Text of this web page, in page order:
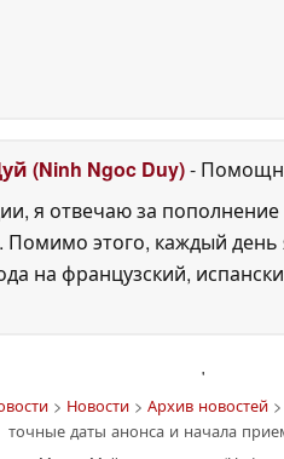
(Ninh Ngoc Duy)-
я отвечаю за
Помимо этого, каждый
на французский,
'
> Новости > Архив новостей >
точные даты анонса и начала